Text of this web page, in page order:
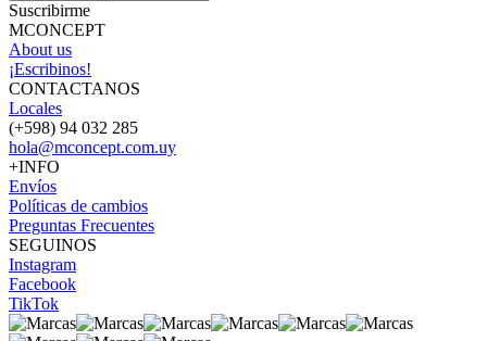
Suscribirme
MCONCEPT
About us
¡Escribinos!
CONTACTANOS
Locales
(+598) 94 032 285
hola@mconcept.com.uy
+INFO
Envíos
Políticas de cambios
Preguntas Frecuentes
SEGUINOS
Instagram
Facebook
TikTok